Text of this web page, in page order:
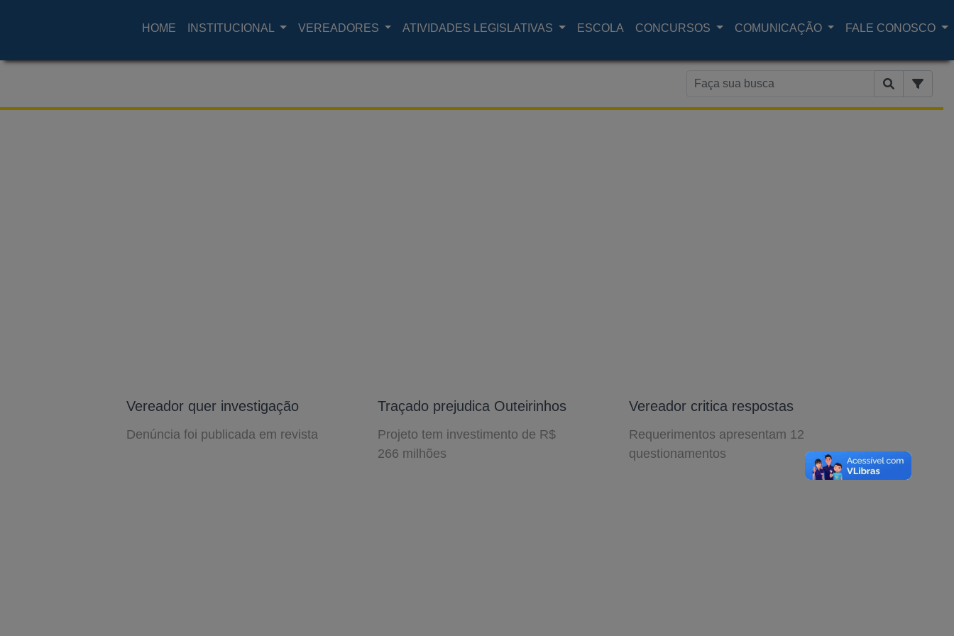
HOME INSTITUCIONAL VEREADORES ATIVIDADES LEGISLATIVAS ESCOLA CONCURSOS COMUNICAÇÃO FALE CONOSCO
Vereador quer investigação
Denúncia foi publicada em revista
Traçado prejudica Outeirinhos
Projeto tem investimento de R$
266 milhões
Vereador critica respostas
Requerimentos apresentam 12
questionamentos